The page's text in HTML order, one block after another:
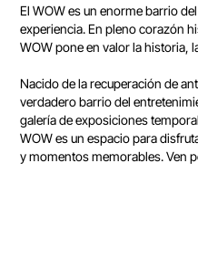
El WOW es un enorme barrio
experiencia. En pleno corazón
WOW pone en valor la historia,
Nacido de la recuperación de
verdadero barrio del
galería de exposiciones
WOW es un espacio para
y momentos memorables. Ven